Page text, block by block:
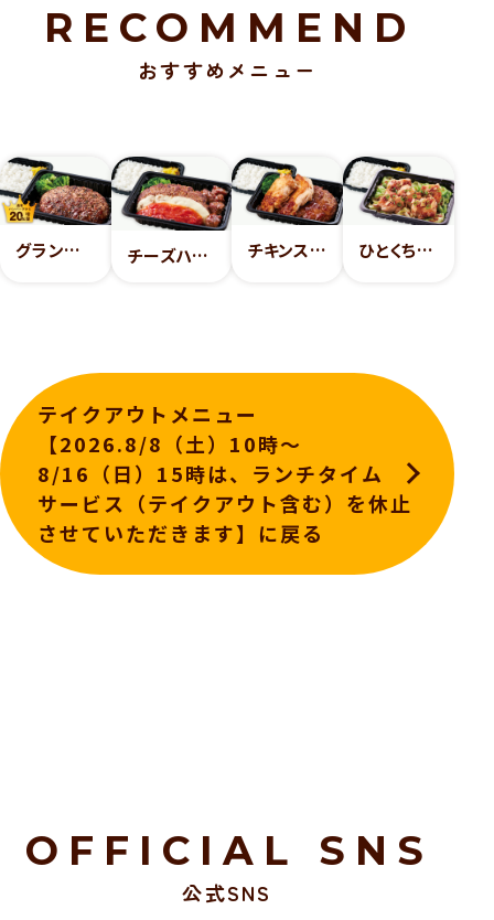
RECOMMEND
おすすめメニュー
グランペッパーハンバーグ弁当 チーズハンバーグ＆プライムサイコロステーキ弁当 チキンステーキ＆ハンバーグ弁当 ひとくちチキンステーキにんにく醤油弁当
テイクアウトメニュー
【2026.8/8（土）10時～
8/16（日）15時は、ランチタイム
サービス（テイクアウト含む）を休止
させていただきます】に戻る
OFFICIAL SNS
公式SNS